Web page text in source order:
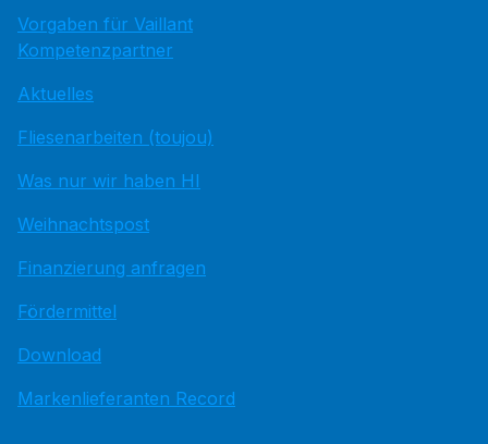
Vorgaben für Vaillant
Kompetenzpartner
Aktuelles
Fliesenarbeiten (toujou)
Was nur wir haben HI
Weihnachtspost
Finanzierung anfragen
Fördermittel
Download
Markenlieferanten Record